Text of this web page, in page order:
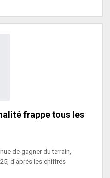
frappe tous les
de gagner du terrain,
d'après les chiffres